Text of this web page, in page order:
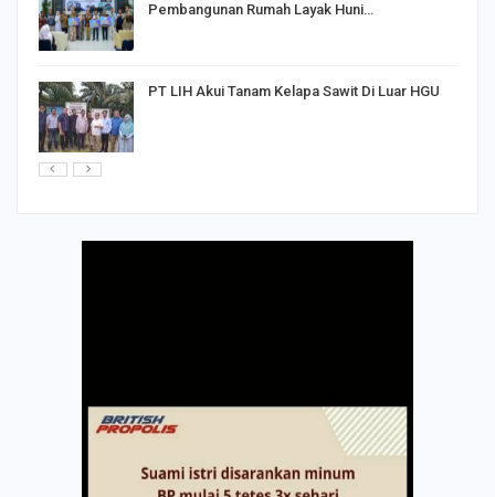
Pembangunan Rumah Layak Huni…
PT LIH Akui Tanam Kelapa Sawit Di Luar HGU